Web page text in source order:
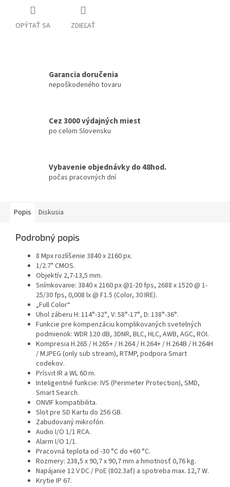
OPÝTAŤ SA ZDIEĽAŤ
Garancia doručenia
nepoškodeného tovaru
Cez 3000 výdajných miest
po celom Slovensku
Vybavenie objednávky do 48hod.
počas pracovných dní
Popis Diskusia
Podrobný popis
8 Mpx rozlíšenie 3840 x 2160 px.
1/2.7" CMOS.
Objektív 2,7-13,5 mm.
Snímkovanie: 3840 x 2160 px @1-20 fps, 2688 x 1520 @ 1-
25/30 fps, 0,008 lx @ F1.5 (Color, 30 IRE).
„Full Color“
Uhol záberu H: 114°-32°, V: 58°-17°, D: 138°-36°.
Funkcie pre kompenzáciu komplikovaných svetelných
podmienok: WDR 120 dB, 3DNR, BLC, HLC, AWB, AGC, ROI.
Kompresia H.265 / H.265+ / H.264 / H.264+ / H.264B / H.264H
/ MJPEG (only sub stream), RTMP, podpora Smart
codekov.
Prísvit IR a WL 60 m.
Inteligentné funkcie: IVS (Perimeter Protection), SMD,
Smart Search.
ONVIF kompatibilita.
Slot pre SD Kartu do 256 GB.
Zabudovaný mikrofón.
Audio I/O 1/1 RCA.
Alarm I/O 1/1.
Pracovná teplota od -30 °C do +60 °C.
Rozmery: 238,5 x 90,7 x 90,7 mm a hmotnosť 0,76 kg.
Napájanie 12 V DC / PoE (802.3af) a spotreba max. 12,7 W.
Krytie IP 67.